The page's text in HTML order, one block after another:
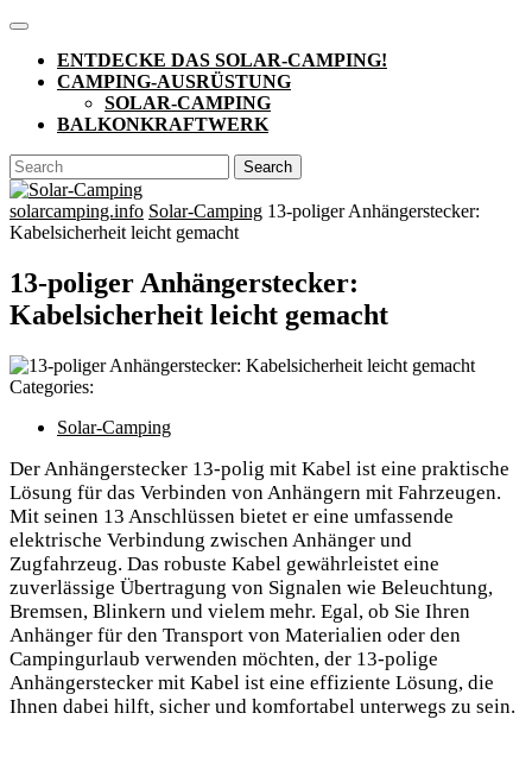
Skip
content
Open
ButtonENTDECKE DAS SOLAR-CAMPING!
CAMPING-AUSRÜSTUNG
SOLAR-CAMPING
BALKONKRAFTWERK
CLOSE
BUTTON
Search
for:
solarcamping.info Solar-Camping 13-poliger Anhängerstecker:
Kabelsicherheit leicht gemacht
13-poliger Anhängerstecker:
Kabelsicherheit leicht gemacht
Categories:
Solar-Camping
Der Anhängerstecker 13-polig mit Kabel ist eine praktische
Lösung für das Verbinden von Anhängern mit Fahrzeugen.
Mit seinen 13 Anschlüssen bietet er eine umfassende
elektrische Verbindung zwischen Anhänger und
Zugfahrzeug. Das robuste Kabel gewährleistet eine
zuverlässige Übertragung von Signalen wie Beleuchtung,
Bremsen, Blinkern und vielem mehr. Egal, ob Sie Ihren
Anhänger für den Transport von Materialien oder den
Campingurlaub verwenden möchten, der 13-polige
Anhängerstecker mit Kabel ist eine effiziente Lösung, die
Ihnen dabei hilft, sicher und komfortabel unterwegs zu sein.